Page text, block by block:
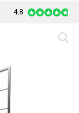
Safe Payment
4.8